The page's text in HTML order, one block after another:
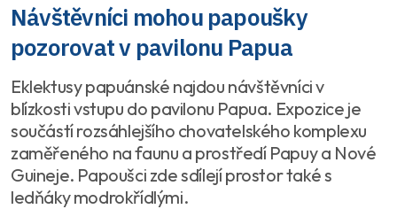
Návštěvníci mohou papoušky
pozorovat v pavilonu Papua
Eklektusy papuánské najdou návštěvníci v
blízkosti vstupu do pavilonu Papua. Expozice je
součástí rozsáhlejšího chovatelského komplexu
zaměřeného na faunu a prostředí Papuy a Nové
Guineje. Papoušci zde sdílejí prostor také s
ledňáky modrokřídlými.